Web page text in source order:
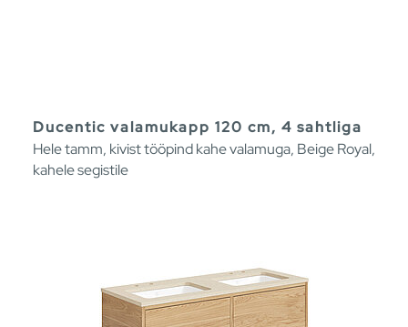
Ducentic valamukapp 120 cm, 4 sahtliga
Hele tamm, kivist tööpind kahe valamuga, Beige Royal,
kahele segistile